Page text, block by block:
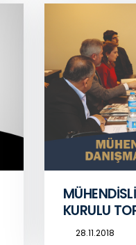
KURULU
28.11.2018